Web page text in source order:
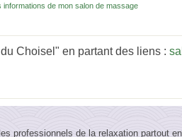
informations de mon salon de massage
Choisel" en partant des liens :
professionnels de la relaxation partout